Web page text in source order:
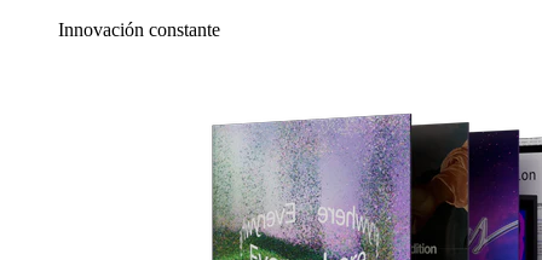
Innovación constante